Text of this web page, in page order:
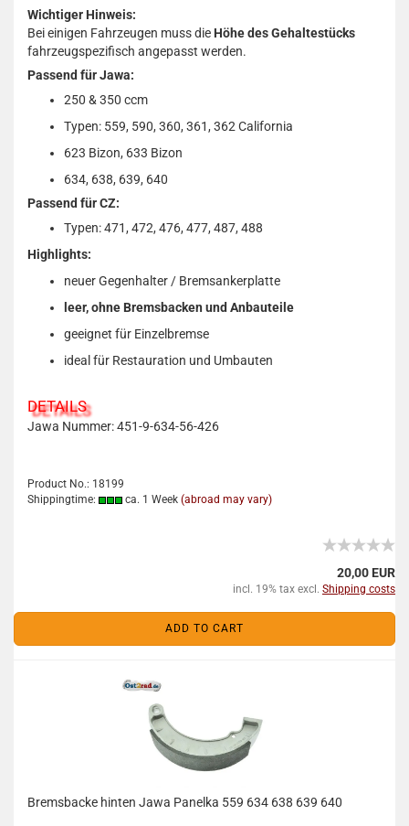
Wichtiger Hinweis:
Bei einigen Fahrzeugen muss die Höhe des Gehaltestücks
fahrzeugspezifisch angepasst werden.
Passend für Jawa:
250 & 350 ccm
Typen: 559, 590, 360, 361, 362 California
623 Bizon, 633 Bizon
634, 638, 639, 640
Passend für CZ:
Typen: 471, 472, 476, 477, 487, 488
Highlights:
neuer Gegenhalter / Bremsankerplatte
leer, ohne Bremsbacken und Anbauteile
geeignet für Einzelbremse
ideal für Restauration und Umbauten
DETAILS
Jawa Nummer: 451-9-634-56-426
Product No.: 18199
Shippingtime:
ca. 1 Week (abroad may vary)
20,00 EUR
incl. 19% tax excl. Shipping costs
ADD TO CART
Bremsbacke hinten Jawa Panelka 559 634 638 639 640